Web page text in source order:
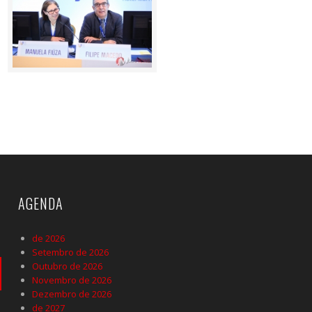
AGENDA
de 2026
Setembro de 2026
Outubro de 2026
Novembro de 2026
Dezembro de 2026
de 2027